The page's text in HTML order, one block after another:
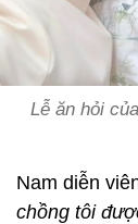
Lễ ăn hỏi
Nam diễn
chồng tôi